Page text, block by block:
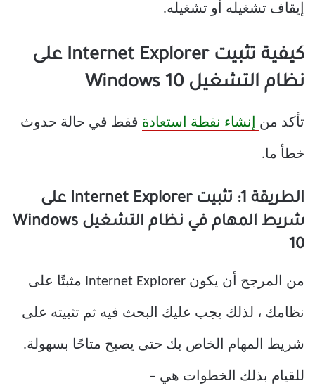
إيقاف تشغيله أو تشغيله.
كيفية تثبيت Internet Explorer على
نظام التشغيل Windows 10
تأكد من إنشاء نقطة استعادة فقط في حالة حدوث
خطأ ما.
الطريقة 1: تثبيت Internet Explorer على
شريط المهام في نظام التشغيل Windows
10
من المرجح أن يكون Internet Explorer مثبتًا على
نظامك ، لذلك يجب عليك البحث فيه ثم تثبيته على
شريط المهام الخاص بك حتى يصبح متاحًا بسهولة.
للقيام بذلك الخطوات هي –